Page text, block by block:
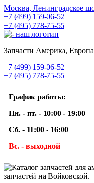
Москва, Ленинградское
+7 (499) 159-06-52
+7 (495) 778-75-55
Запчасти Америка,
+7 (499) 159-06-52
+7 (495) 778-75-55
График работы:
Пн. - пт. - 10:00 - 19:00
Сб. - 11:00 - 16:00
Вс. - выходной